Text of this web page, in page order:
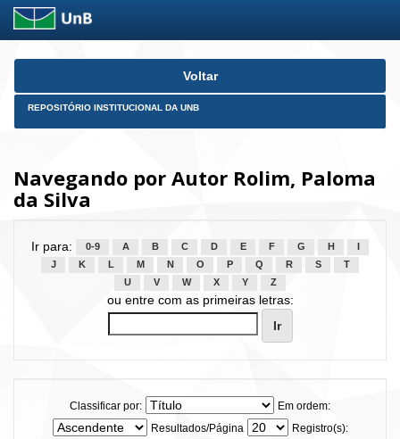
Skip
Voltar
REPOSITÓRIO INSTITUCIONAL DA UNB
Navegando por Autor Rolim, Paloma
da Silva
Ir para: 0-9 A B C D E F G H
J
K L M N O P Q R S
T
U
V W X Y Z
ou entre com as primeiras letras:
Classificar por:
Em ordem:
Resultados/Página
Registro(s):